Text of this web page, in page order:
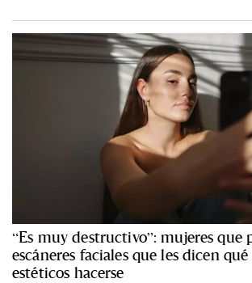
“Es muy destructivo”: mujeres que
escáneres faciales que les dicen
estéticos hacerse